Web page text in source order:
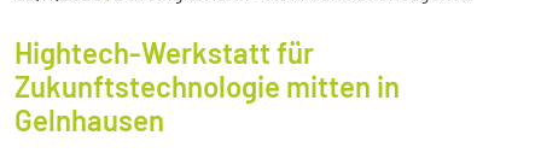
Hightech-Werkstatt für
Zukunftstechnologie mitten in
Gelnhausen